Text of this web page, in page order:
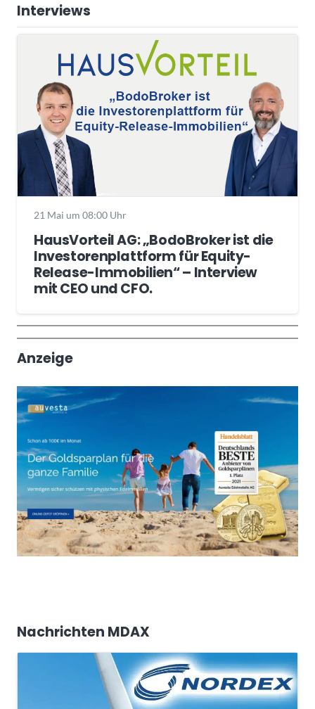
Interviews
21 Mai um 08:00 Uhr
HausVorteil AG: „BodoBroker ist die
Investorenplattform für Equity-
Release-Immobilien“ – Interview
mit CEO und CFO.
Wochenrückblick
Trendthemen
Anzeige
Nachrichten MDAX